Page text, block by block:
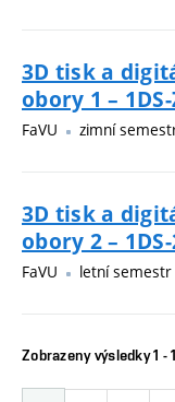
3D tisk a
obory 1 –
FaVU zimní
3D tisk a
obory 2 –
FaVU letní semestr
Zobrazeny výsledky 1